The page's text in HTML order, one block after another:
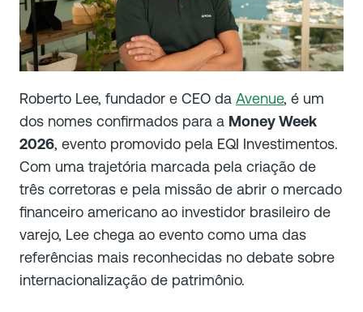
Roberto Lee, fundador e CEO da Avenue, é um
dos nomes confirmados para a Money Week
2026, evento promovido pela EQI Investimentos.
Com uma trajetória marcada pela criação de
três corretoras e pela missão de abrir o mercado
financeiro americano ao investidor brasileiro de
varejo, Lee chega ao evento como uma das
referências mais reconhecidas no debate sobre
internacionalização de patrimônio.